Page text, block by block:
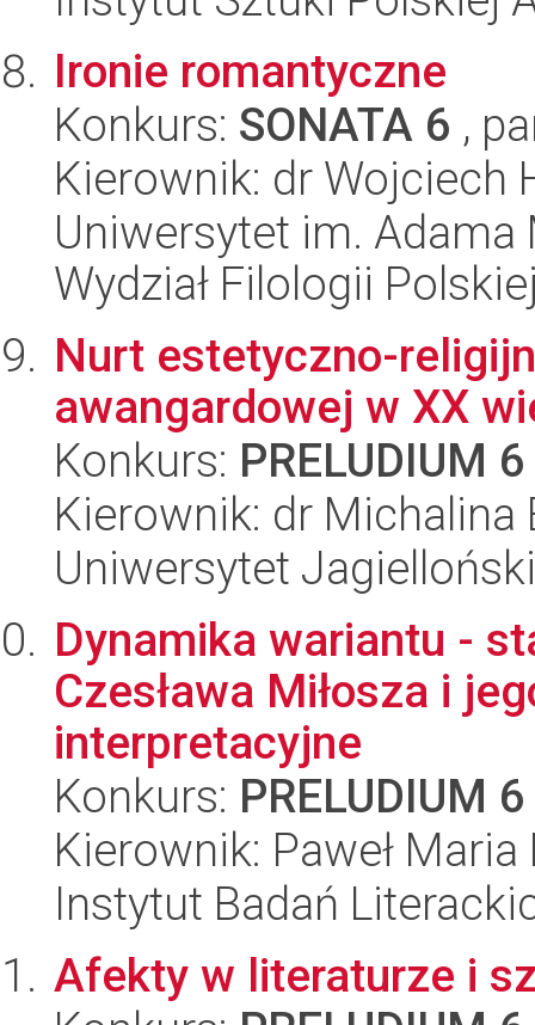
Ironie romantyczne
Konkurs: SONATA 6 ,
Kierownik: dr Wojciech
Uniwersytet im.
Wydział Filologii
Nurt estetyczno-
awangardowej w XX
Konkurs: PRELUDIUM 6
Kierownik: dr Michalina
Uniwersytet
Dynamika wariantu -
Czesława Miłosza i
interpretacyjne
Konkurs: PRELUDIUM 6
Kierownik: Paweł Maria
Instytut Badań
Afekty w literaturze i